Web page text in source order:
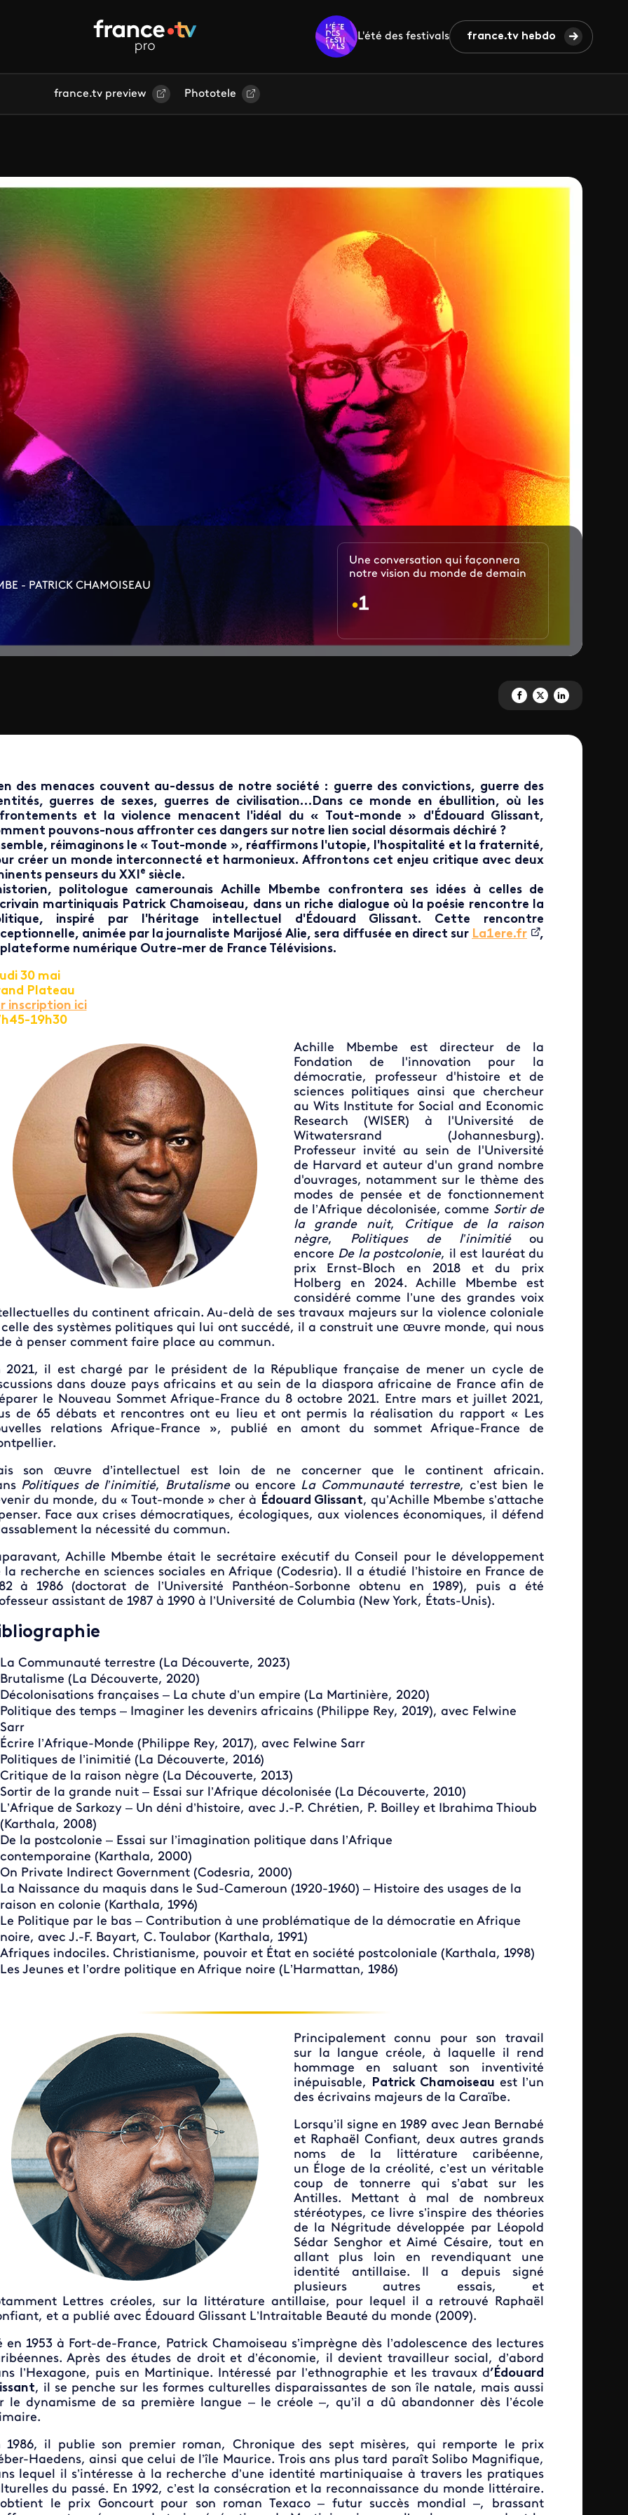
L'été des festivals france.tv hebdo
france.tv preview Phototele
- PATRICK CHAMOISEAU
Une conversation qui façonnera
notre vision du monde de demain
Partagez 'Festival La
Partagez 'Festival La
Partagez 'Festival
des menaces couvent au-dessus de notre société : guerre des convictions, guerre des
guerres de sexes, guerres de civilisation…Dans ce monde en ébullition, où les
et la violence menacent l'idéal du « Tout-monde » d'Édouard Glissant,
pouvons-nous affronter ces dangers sur notre lien social désormais déchiré ?
réimaginons le « Tout-monde », réaffirmons l'utopie, l'hospitalité et la fraternité,
créer un monde interconnecté et harmonieux. Affrontons cet enjeu critique avec deux
penseurs du XXIe siècle.
politologue camerounais Achille Mbembe confrontera ses idées à celles de
martiniquais Patrick Chamoiseau, dans un riche dialogue où la poésie rencontre la
inspiré par l'héritage intellectuel d'Édouard Glissant. Cette rencontre
animée par la journaliste Marijosé Alie, sera diffusée en direct sur La1ere.fr
,
numérique Outre-mer de France Télévisions.
30 mai
Plateau
inscription ici
19h30
Achille Mbembe est directeur de la
Fondation de l'innovation pour la
démocratie, professeur d'histoire et de
sciences politiques ainsi que chercheur
au Wits Institute for Social and Economic
Research (WISER) à l'Université de
Witwatersrand (Johannesburg).
Professeur invité au sein de l'Université
de Harvard et auteur d'un grand nombre
d'ouvrages, notamment sur le thème des
modes de pensée et de fonctionnement
de l’Afrique décolonisée, comme Sortir de
la grande nuit,
Critique de la raison
nègre, Politiques de l’inimitiéou
encore De la postcolonie, il est lauréat du
prix Ernst-Bloch en 2018 et du prix
Holberg en 2024. Achille Mbembe est
considéré comme l’une des grandes voix
du continent africain. Au-delà de ses travaux majeurs sur la violence coloniale
des systèmes politiques qui lui ont succédé, il a construit une œuvre monde, qui nous
à penser comment faire place au commun.
2021, il est chargé par le président de la République française de mener un cycle de
dans douze pays africains et au sein de la diaspora africaine de France afin de
le Nouveau Sommet Afrique-France du 8 octobre 2021. Entre mars et juillet 2021,
de 65 débats et rencontres ont eu lieu et ont permis la réalisation du rapport « Les
relations Afrique-France », publié en amont du sommet Afrique-France de
son œuvre d’intellectuel est loin de ne concerner que le continent africain.
Politiques de l’inimitié, Brutalismeou encore La Communauté terrestre, c’est bien le
du monde, du « Tout-monde » cher à Édouard Glissant, qu’Achille Mbembe s’attache
Face aux crises démocratiques, écologiques, aux violences économiques, il défend
la nécessité du commun.
Achille Mbembe était le secrétaire exécutif du Conseil pour le développement
la recherche en sciences sociales en Afrique (Codesria). Il a étudié l’histoire en France de
à 1986 (doctorat de l’Université Panthéon-Sorbonne obtenu en 1989), puis a été
assistant de 1987 à 1990 à l’Université de Columbia (New York, États-Unis).
La Communauté terrestre (La Découverte, 2023)
Brutalisme (La Découverte, 2020)
Décolonisations françaises – La chute d’un empire (La Martinière, 2020)
Politique des temps – Imaginer les devenirs africains (Philippe Rey, 2019), avec Felwine
Sarr
Écrire l’Afrique-Monde (Philippe Rey, 2017), avec Felwine Sarr
Politiques de l’inimitié (La Découverte, 2016)
Critique de la raison nègre (La Découverte, 2013)
Sortir de la grande nuit – Essai sur l’Afrique décolonisée (La Découverte, 2010)
L’Afrique de Sarkozy – Un déni d’histoire, avec J.-P. Chrétien, P. Boilley et Ibrahima Thioub
(Karthala, 2008)
De la postcolonie – Essai sur l’imagination politique dans l’Afrique
contemporaine (Karthala, 2000)
On Private Indirect Government (Codesria, 2000)
La Naissance du maquis dans le Sud-Cameroun (1920-1960) – Histoire des usages de la
raison en colonie (Karthala, 1996)
Le Politique par le bas – Contribution à une problématique de la démocratie en Afrique
noire, avec J.-F. Bayart, C. Toulabor (Karthala, 1991)
Afriques indociles. Christianisme, pouvoir et État en société postcoloniale (Karthala, 1998)
Les Jeunes et l’ordre politique en Afrique noire (L’Harmattan, 1986)
Principalement connu pour son travail
sur la langue créole, à laquelle il rend
hommage en saluant son inventivité
inépuisable, Patrick Chamoiseau est l’un
des écrivains majeurs de la Caraïbe.
Lorsqu’il signe en 1989 avec Jean Bernabé
et Raphaël Confiant, deux autres grands
noms de la littérature caribéenne,
un Éloge de la créolité, c’est un véritable
coup de tonnerre qui s’abat sur les
Antilles. Mettant à mal de nombreux
stéréotypes, ce livre s’inspire des théories
de la Négritude développée par Léopold
Sédar Senghor et Aimé Césaire, tout en
allant plus loin en revendiquant une
identité antillaise. Il a depuis signé
plusieurs autres essais, et
Lettres créoles, sur la littérature antillaise, pour lequel il a retrouvé Raphaël
et a publié avec Édouard Glissant L’Intraitable Beauté du monde (2009).
en 1953 à Fort-de-France, Patrick Chamoiseau s’imprègne dès l’adolescence des lectures
Après des études de droit et d’économie, il devient travailleur social, d’abord
l’Hexagone, puis en Martinique. Intéressé par l’ethnographie et les travaux d’Édouard
, il se penche sur les formes culturelles disparaissantes de son île natale, mais aussi
le dynamisme de sa première langue – le créole –, qu’il a dû abandonner dès l’école
1986, il publie son premier roman, Chronique des sept misères, qui remporte le prix
Haedens, ainsi que celui de l’île Maurice. Trois ans plus tard paraît Solibo Magnifique,
lequel il s’intéresse à la recherche d’une identité martiniquaise à travers les pratiques
du passé. En 1992, c’est la consécration et la reconnaissance du monde littéraire.
le prix Goncourt pour son roman Texaco – futur succès mondial –, brassant